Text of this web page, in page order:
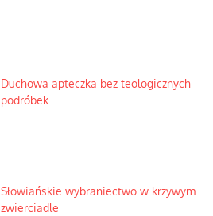
Duchowa apteczka bez teologicznych
podróbek
Słowiańskie wybraniectwo w krzywym
zwierciadle